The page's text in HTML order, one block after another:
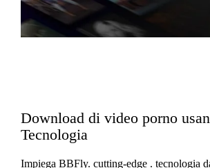
Download di video porno
Tecnologia
Impiega BBFly. cutting-edge . tecnologia